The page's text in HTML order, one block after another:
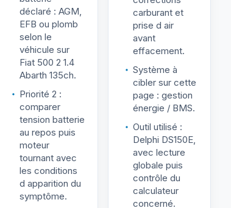
déclaré : AGM,
EFB ou plomb
selon le
véhicule sur
Fiat 500 2 1.4
Abarth 135ch.
Priorité 2 :
comparer
tension batterie
au repos puis
moteur
tournant avec
les conditions
d apparition du
symptôme.
carburant et
prise d air
avant
effacement.
Système à
cibler sur cette
page : gestion
énergie / BMS.
Outil utilisé :
Delphi DS150E,
avec lecture
globale puis
contrôle du
calculateur
concerné.